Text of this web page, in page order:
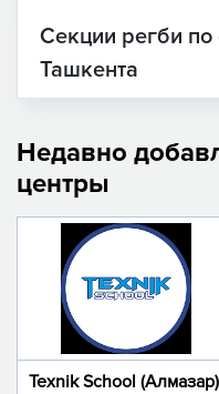
Секции регби
Ташкента
Недавно
центры
Texnik School (Алмазар)